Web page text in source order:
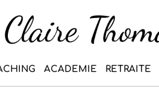
ACADEMIE RETRAITE